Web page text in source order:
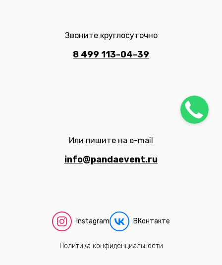
Звоните круглосуточно
8 499 113-04-39
Или пишите на e-mail
info@pandaevent.ru
Instagram ВКонтакте
Политика конфиденциальности